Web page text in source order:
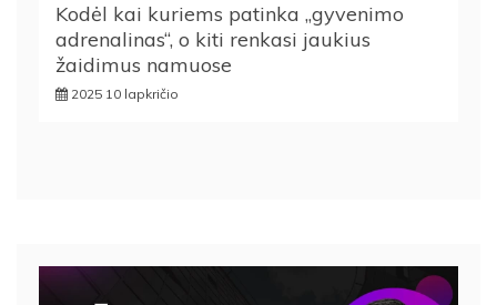
Kodėl kai kuriems patinka „gyvenimo
adrenalinas“, o kiti renkasi jaukius
žaidimus namuose
2025 10 lapkričio